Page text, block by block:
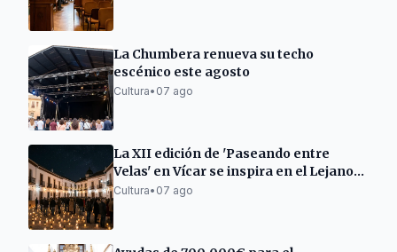
La Chumbera renueva su techo
escénico este agosto
Cultura• 07 ago
La XII edición de 'Paseando entre
Velas' en Vícar se inspira en el Lejano
Oriente
Cultura• 07 ago